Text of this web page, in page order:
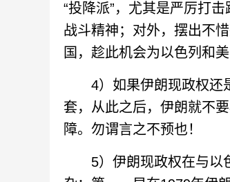
“投降派”，尤其是严厉打
战斗精神；对外，摆出不
国，趁此机会为以色列和
4）如果伊朗现政权还是
套，从此之后，伊朗就不
障。勿谓言之不预也！
5）伊朗现政权在与以色